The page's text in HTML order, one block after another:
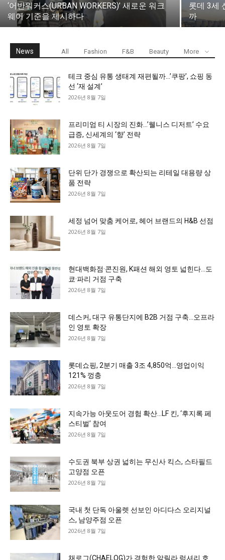
‘어반워커스(URBAN WORKERS)’ 새로운 워크
웨어 기준을 제시하다
롯데 3세
까
News All Fashion F&B Beauty More
테크 중심 유통 생태계 재편될까…’쿠팡’, 쇼핑 동
선 ‘재 설계’
2026년 8월 7일
프리미엄 티 시장의 진화…’웰니스 디저트’ 수요
급증, 신세계의 ‘향’ 전략
2026년 8월 7일
단위 단가 경쟁으로 확산되는 리테일 대용량 상
품 전략
2026년 8월 7일
세정 넘어 맞춤 케어로, 헤어 브랜드의 H&B 선점
2026년 8월 7일
현대백화점·콘진원, K패션 해외 영토 넓힌다…도
쿄·파리 거점 구축
2026년 8월 7일
데스커, 대구 유통단지에 B2B 거점 구축…오프라
인 영토 확장
2026년 8월 7일
롯데쇼핑, 2분기 매출 3조 4,850억…영업이익
121% 껑충
2026년 8월 7일
지속가능 아웃도어 경험 확산…LF 킨, ‘후지록 페
스티벌’ 참여
2026년 8월 7일
수도권 북부 상권 넓히는 무신사 킥스, 스타필드
고양점 오픈
2026년 8월 7일
국내 첫 단독 아울렛 선보인 아디다스 오리지널
스, 남양주점 오픈
2026년 8월 7일
채로그(CHAELOG)가 경험한 알릴라 럭셔리 호